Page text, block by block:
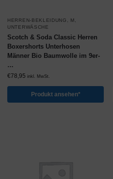
HERREN-BEKLEIDUNG M
UNTERWÄSCHE
Scotch & Soda Classic Herren
Boxershorts Unterhosen
Männer Bio Baumwolle im 9er-
…
€78,95 inkl. MwSt.
Produkt ansehen*